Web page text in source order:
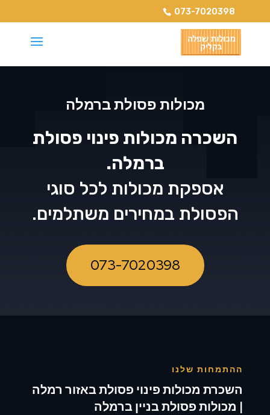
073-7020398
מכולות פסולת ברמלה
השכרה מכולות פינוי פסולת
ברמלה.
אספקת מכולות לכל סוגי
הפסולת במחירים משתלמים.
073-7020398
ההתמחות שלנו
השכרת מכולות פינוי פסולת באזור רמלה
| מכולות פסולת בניין ברמלה